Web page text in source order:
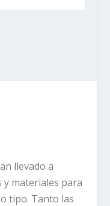
llevado a
y materiales para
tipo. Tanto las